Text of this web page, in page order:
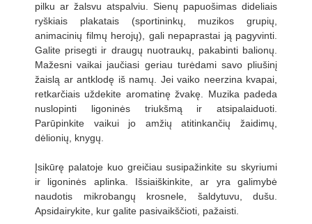
pilku ar žalsvu atspalviu. Sienų papuošimas dideliais
ryškiais plakatais (sportininkų, muzikos grupių,
animacinių filmų herojų), gali nepaprastai ją pagyvinti.
Galite prisegti ir draugų nuotraukų, pakabinti balionų.
Mažesni vaikai jaučiasi geriau turėdami savo pliušinį
žaislą ar antklodę iš namų. Jei vaiko neerzina kvapai,
retkarčiais uždekite aromatinę žvakę. Muzika padeda
nuslopinti ligoninės triukšmą ir atsipalaiduoti.
Parūpinkite vaikui jo amžių atitinkančių žaidimų,
dėlionių, knygų.
Įsikūrę palatoje kuo greičiau susipažinkite su skyriumi
ir ligoninės aplinka. Išsiaiškinkite, ar yra galimybė
naudotis mikrobangų krosnele, šaldytuvu, dušu.
Apsidairykite, kur galite pasivaikščioti, pažaisti.